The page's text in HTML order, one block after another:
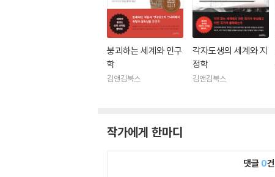
붕괴하는 세계와 인구
학
김앤김북스
각자도생의 세계와 지
정학
김앤김북스
작가에게 한마디
댓글 0건